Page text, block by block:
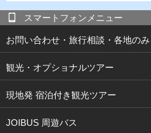
スマートフォンメニュー
お問い合わせ・旅行相談・各地のみ
観光・オプショナルツアー
現地発 宿泊付き観光ツアー
JOIBUS 周遊バス